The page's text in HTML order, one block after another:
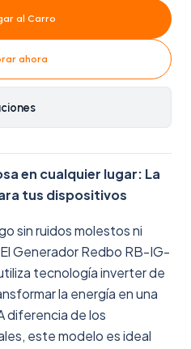
al Carro
ahora
en cualquier lugar: La
tus dispositivos
sin ruidos molestos ni
Generador Redbo RB-IG-
tecnología inverter de
la energía en una
diferencia de los
este modelo es ideal